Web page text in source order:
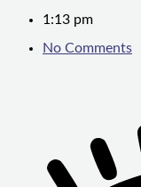
1:13 pm
No Comments